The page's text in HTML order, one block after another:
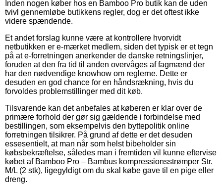
Inden nogen køber hos en Bamboo Pro butik kan de uden
tvivl gennemløbe butikkens regler, dog er det oftest ikke
videre spændende.
Et andet forslag kunne være at kontrollere hvorvidt
netbutikken er e-mærket medlem, siden det typisk er et tegn
på at e-forretningen anerkender de danske retningslinjer,
foruden at den fra tid til anden overvåges af fagmænd der
har den nødvendige knowhow om reglerne. Dette er
desuden en god chance for en håndsrækning, hvis du
forvoldes problemstillinger med dit køb.
Tilsvarende kan det anbefales at køberen er klar over de
primære forhold der gør sig gældende i forbindelse med
bestillingen, som eksempelvis den byttepolitik online
forretningen tilsikrer. På grund af dette er det desuden
essesentielt, at man når som helst bibeholder sin
købsbekræftelse, således man i fremtiden vil kunne eftervise
købet af Bamboo Pro – Bambus kompressionsstrømper Str.
M/L (2 stk), ligegyldigt om du skal købe gave til en pige eller
dreng.